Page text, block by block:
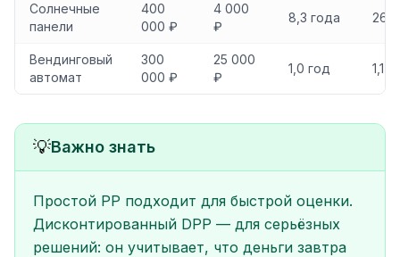
Солнечные
панели
400
000 ₽
4 000
₽
8,3 года 26
Вендинговый
автомат
300
000 ₽
25 000
₽
1,0 год 1,1
💡Важно знать
Простой PP подходит для быстрой оценки.
Дисконтированный DPP — для серьёзных
решений: он учитывает, что деньги завтра